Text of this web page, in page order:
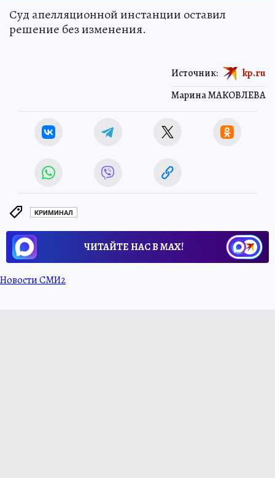
Суд апелляционной инстанции оставил
решение без изменения.
Марина МАКОВЛЕВА
Источник: kp.ru
КРИМИНАЛ
ЧИТАЙТЕ НАС В МАХ!
Новости СМИ2